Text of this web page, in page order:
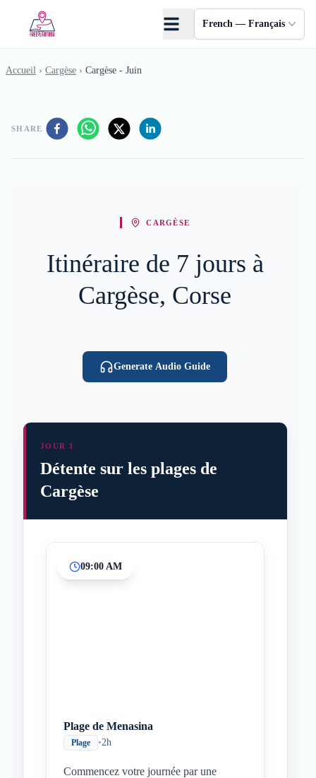
French — Français
Accueil › Cargèse › Cargèse - Juin
SHARE
CARGÈSE
Itinéraire de 7 jours à
Cargèse, Corse
Generate Audio Guide
JOUR 1
Détente sur les plages de
Cargèse
09:00 AM
Plage de Menasina
Plage •2h
Commencez votre journée par une